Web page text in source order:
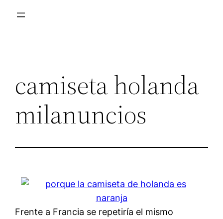
camiseta holanda
milanuncios
Frente a Francia se repetiría el mismo